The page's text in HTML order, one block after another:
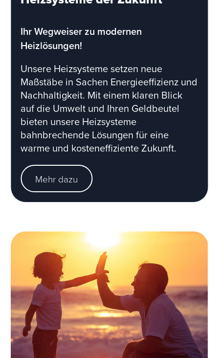
Ihr Wegweiser zu modernen
Heizlösungen!
Unsere Heizsysteme setzen neue
Maßstäbe in Sachen Energieeffizienz und
Nachhaltigkeit. Mit einem klaren Blick
auf die Umwelt und Ihren Geldbeutel
bieten unsere Heizsysteme
bahnbrechende Lösungen für eine
warme und kosteneffiziente Zukunft.
Mehr dazu